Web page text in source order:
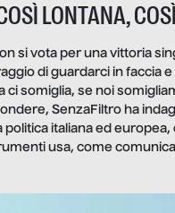
LONTANA,
si vota per una vittoria
di guardarci in faccia e
ci somiglia, se noi
SenzaFiltro ha
italiana ed europea,
usa, come